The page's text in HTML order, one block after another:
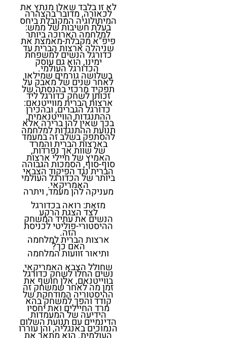
לא זו בלבד שאלן מנתץ את
המיתולוגיה המקובלת ביחס
למלחמה הארוכה ביותר
שניהלה ארצות הברית עד
ימינו, הוא גם עוסק
בשלושה גורמים שמילאו
תפקיד מרכזי בהנסתה של
ארצות הברית מווייטנאם:
ההתנגדות הווייטנאמית,
תנועת ההתנגדות למלחמה
בארצות הברית והמרד
האמיץ של חיילי ארצות
הברית נגד הפיקוד הצבאי
האמריקאי.
לצד הצגת הרקע
ההיסטורי-פוליטי לכניסת
ארצות הברית למלחמה
ותיאור זוועות המלחמה
שחולל הצבא האמריקאי
בווייטנאם, אלן חושף את
ההיסטוריה המודחקת של
מרד החיילים ואת יחסיו
הדינמיים עם תנועת השלום
לכאורה, מדובר בהצהרה
בעלת חשיבות של ממש:
פיפ"א מקבלת-מאמצת את
כדורגל הנשים למשפחת
הכדורגל העולמי.
לאחר שנים של מאבק על
זכותן לשחק כדורגל ליד
כדורגל הגברים, ובהכירן
בכך שאין להן ברירה אלא
להסתפק בשלב זה במעמד
של שוות אך נפרדות,
סוף-סוף, הסמכות הגבוהה
ביותר של הכדורגל העולמי
מעניקה להן מעמד, ויתרה
מזאת: רואה בכדורגל
הנשים את עתיד המשחק
הזה.
האם כך?
נשים החלו לשחק כדורגל
זמן מה לאחר שמשחק זה
קודד והפך למשחק בהא
הידיעה של המעמדות
הנמוכים באנגליה, והן עוררו